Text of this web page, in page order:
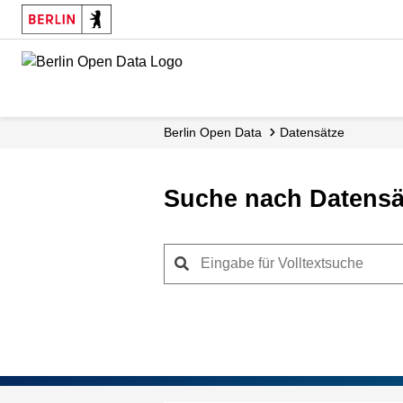
Skip
main
Berlin Open Data Datensätze
Suche nach